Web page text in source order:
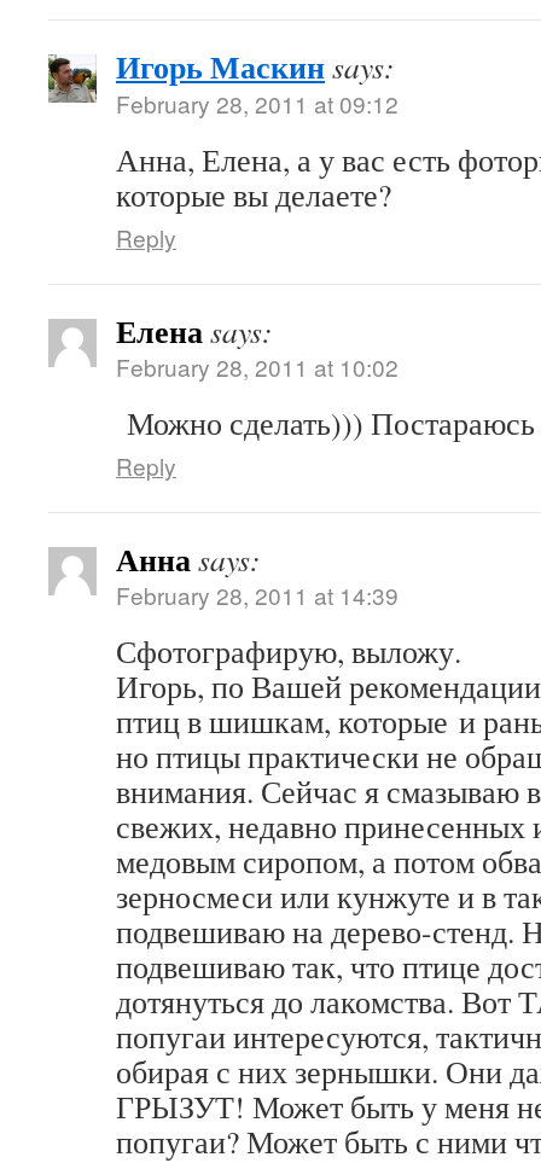
Игорь Маскинsays:
February 28, 2011 at 09:12
Анна, Елена, а у вас есть
которые вы делаете?
Reply
Еленаsays:
February 28, 2011 at 10:02
Можно сделать)))
Reply
Аннаsays:
February 28, 2011 at 14:39
Сфотографирую, выложу.
Игорь, по Вашей
птиц в шишкам, которые и
но птицы практически не
внимания. Сейчас я смазываю
свежих, недавно
медовым сиропом, а потом
зерносмеси или кунжуте и в
подвешиваю на дерево-стенд.
подвешиваю так, что птице
дотянуться до лакомства.
попугаи интересуются,
обирая с них зернышки. Они
ГРЫЗУТ! Может быть у меня
попугаи? Может быть с ними